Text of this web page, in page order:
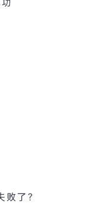
败了？